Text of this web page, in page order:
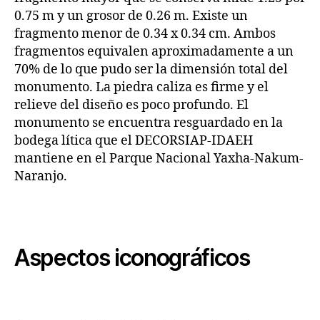
0.75 m y un grosor de 0.26 m. Existe un
fragmento menor de 0.34 x 0.34 cm. Ambos
fragmentos equivalen aproximadamente a un
70% de lo que pudo ser la dimensión total del
monumento. La piedra caliza es firme y el
relieve del diseño es poco profundo. El
monumento se encuentra resguardado en la
bodega lítica que el DECORSIAP-IDAEH
mantiene en el Parque Nacional Yaxha-Nakum-
Naranjo.
Aspectos iconográficos